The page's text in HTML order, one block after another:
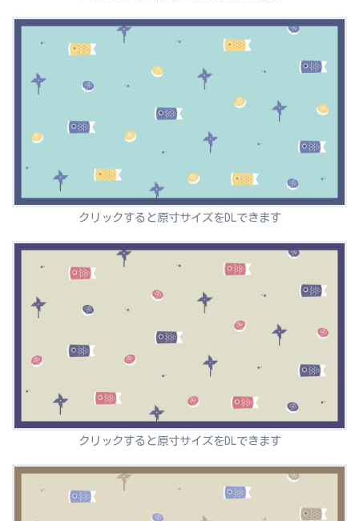
クリックすると原寸サイズをDLできます
クリックすると原寸サイズをDLできます